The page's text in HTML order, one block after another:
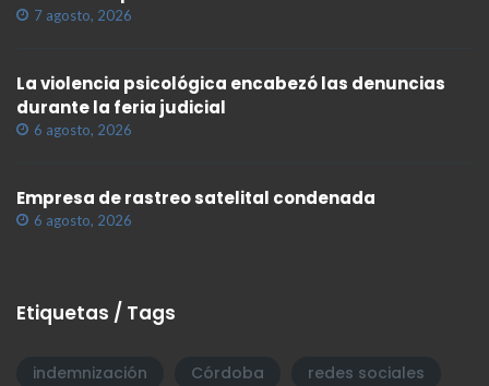
7 agosto, 2026
La violencia psicológica encabezó las denuncias
durante la feria judicial
6 agosto, 2026
Empresa de rastreo satelital condenada
6 agosto, 2026
Etiquetas / Tags
indemnización Córdoba
redes sociales